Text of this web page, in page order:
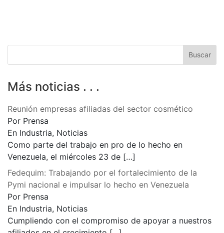
Más noticias . . .
Reunión empresas afiliadas del sector cosmético
Por Prensa
En Industria, Noticias
Como parte del trabajo en pro de lo hecho en
Venezuela, el miércoles 23 de […]
Fedequim: Trabajando por el fortalecimiento de la
Pymi nacional e impulsar lo hecho en Venezuela
Por Prensa
En Industria, Noticias
Cumpliendo con el compromiso de apoyar a nuestros